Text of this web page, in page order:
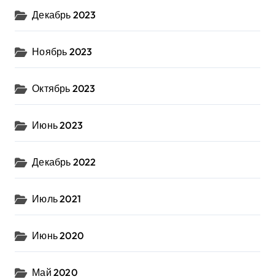
Декабрь 2023
Ноябрь 2023
Октябрь 2023
Июнь 2023
Декабрь 2022
Июль 2021
Июнь 2020
Май 2020